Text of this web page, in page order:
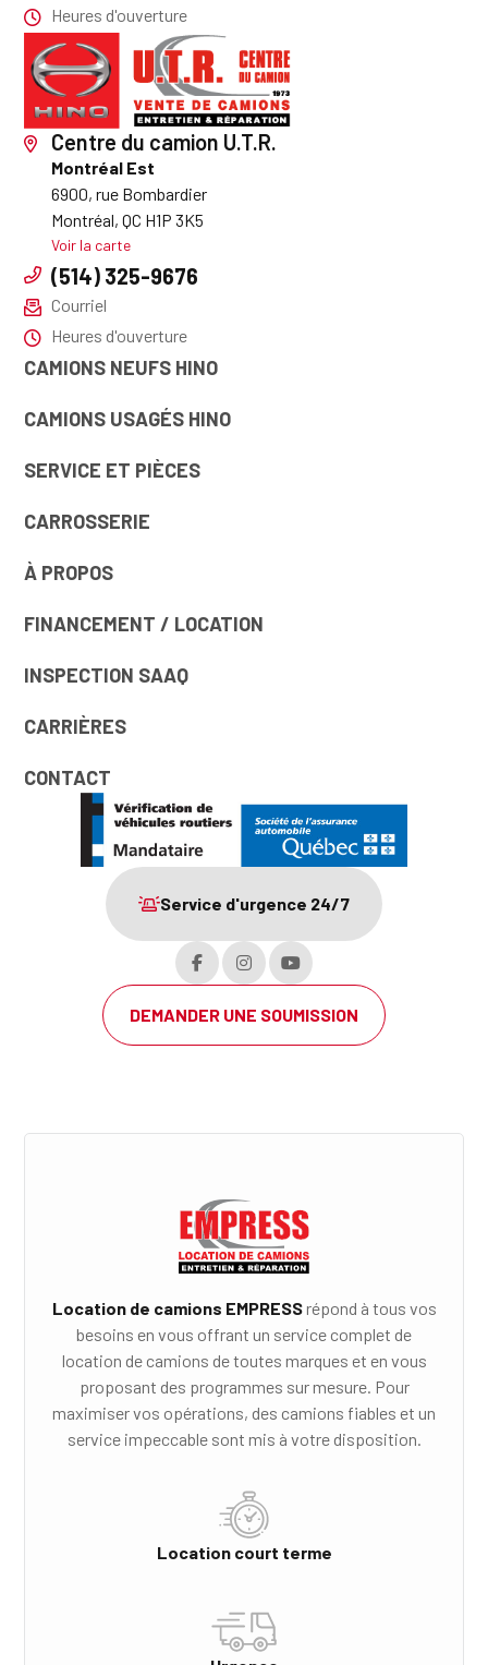
Heures d'ouverture
Centre du camion U.T.R.
Montréal Est
6900, rue Bombardier
Montréal, QC H1P 3K5
Voir la carte
(514) 325-9676
Courriel
Heures d'ouverture
CAMIONS NEUFS HINO
CAMIONS USAGÉS HINO
SERVICE ET PIÈCES
CARROSSERIE
À PROPOS
FINANCEMENT / LOCATION
INSPECTION SAAQ
CARRIÈRES
CONTACT
Service d'urgence 24/7
DEMANDER UNE SOUMISSION
Location de camions EMPRESSrépond à tous vos
besoins en vous offrant un service complet de
location de camions de toutes marques et en vous
proposant des programmes sur mesure. Pour
maximiser vos opérations, des camions fiables et un
service impeccable sont mis à votre disposition.
Location court terme